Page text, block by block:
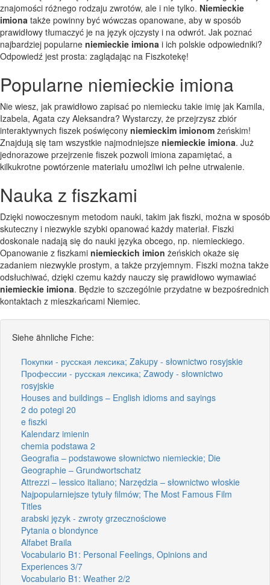
znajomości różnego rodzaju zwrotów, ale i nie tylko. Niemieckie
imiona także powinny być wówczas opanowane, aby w sposób
prawidłowy tłumaczyć je na język ojczysty i na odwrót. Jak poznać
najbardziej popularne niemieckie imiona i ich polskie odpowiedniki?
Odpowiedź jest prosta: zaglądając na Fiszkotekę!
Popularne niemieckie imiona
Nie wiesz, jak prawidłowo zapisać po niemiecku takie imię jak Kamila,
Izabela, Agata czy Aleksandra? Wystarczy, że przejrzysz zbiór
interaktywnych fiszek poświęcony niemieckim imionom żeńskim!
Znajdują się tam wszystkie najmodniejsze niemieckie imiona. Już
jednorazowe przejrzenie fiszek pozwoli imiona zapamiętać, a
kilkukrotne powtórzenie materiału umożliwi ich pełne utrwalenie.
Nauka z fiszkami
Dzięki nowoczesnym metodom nauki, takim jak fiszki, można w sposób
skuteczny i niezwykle szybki opanować każdy materiał. Fiszki
doskonale nadają się do nauki języka obcego, np. niemieckiego.
Opanowanie z fiszkami niemieckich imion żeńskich okaże się
zadaniem niezwykle prostym, a także przyjemnym. Fiszki można także
odsłuchiwać, dzięki czemu każdy nauczy się prawidłowo wymawiać
niemieckie imiona. Będzie to szczególnie przydatne w bezpośrednich
kontaktach z mieszkańcami Niemiec.
Siehe ähnliche Fiche:
Покупки - русская лексика; Zakupy - słownictwo rosyjskie
Профессии - русская лексика; Zawody - słownictwo
rosyjskie
Houses and buildings – English idioms and sayings
2 do potegi 20
e fiszki
Kalendarz imienin
chemia podstawa 2
Geografia – podstawowe słownictwo niemieckie; Die
Geographie – Grundwortschatz
Attrezzi – lessico italiano; Narzędzia – słownictwo włoskie
Najpopularniejsze tytuły filmów; The Most Famous Film
Titles
arabski język - zwroty grzecznościowe
Pytania o blondynce
Alfabet Braila
Vocabulario B1: Personal Feelings, Opinions and
Experiences 3/7
Vocabulario B1: Weather 2/2